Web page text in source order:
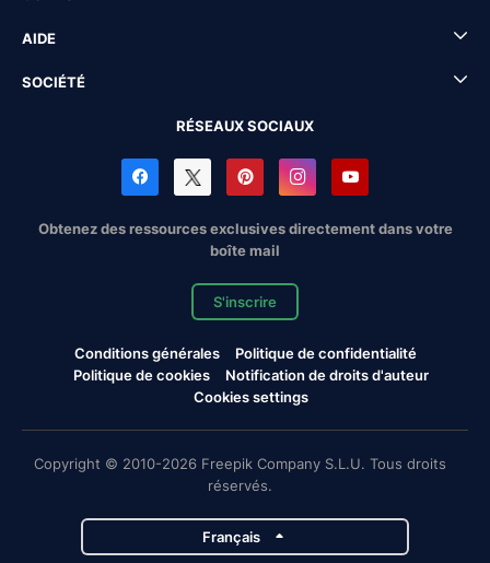
AIDE
SOCIÉTÉ
RÉSEAUX SOCIAUX
Obtenez des ressources exclusives directement dans votre
boîte mail
S'inscrire
Conditions générales
Politique de confidentialité
Politique de cookies
Notification de droits d'auteur
Cookies settings
Copyright © 2010-2026 Freepik Company S.L.U. Tous droits
réservés.
Français